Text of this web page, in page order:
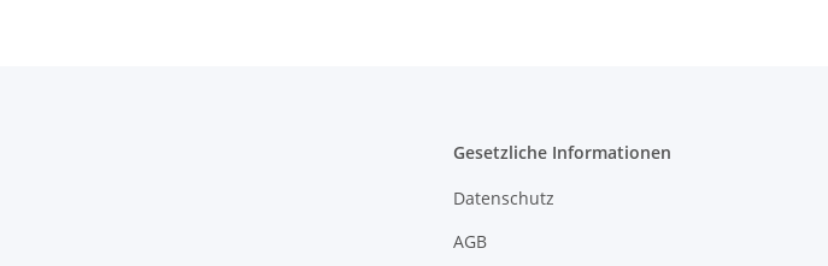
Gesetzliche Informationen
Datenschutz
AGB